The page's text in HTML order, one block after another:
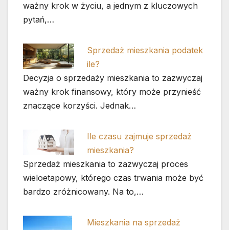
ważny krok w życiu, a jednym z kluczowych
pytań,…
Sprzedaż mieszkania podatek
ile?
Decyzja o sprzedaży mieszkania to zazwyczaj
ważny krok finansowy, który może przynieść
znaczące korzyści. Jednak…
Ile czasu zajmuje sprzedaż
mieszkania?
Sprzedaż mieszkania to zazwyczaj proces
wieloetapowy, którego czas trwania może być
bardzo zróżnicowany. Na to,…
Mieszkania na sprzedaż